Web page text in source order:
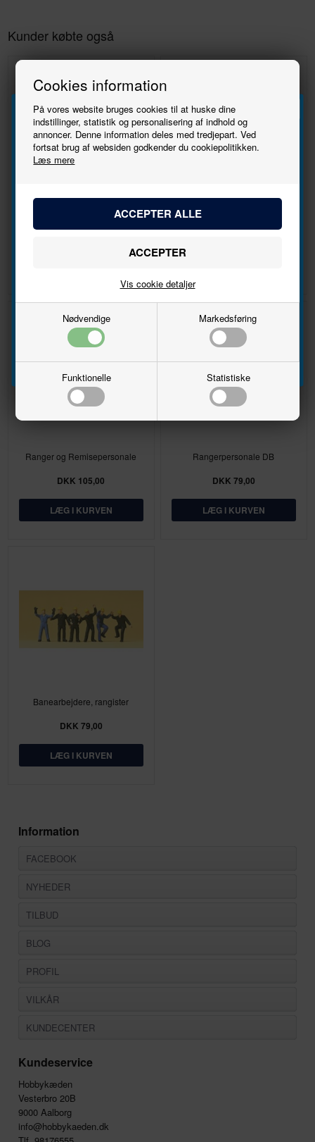
Cookies information
På vores website bruges cookies til at huske dine
indstillinger, statistik og personalisering af indhold og
annoncer. Denne information deles med tredjepart. Ved
fortsat brug af websiden godkender du cookiepolitikken.
Læs mere
Nødvendige Markedsføring
Funktionelle Statistiske
Vis cookie detaljer
Kunder købte også
Banepersonale DB
Ranger og Remisepersonale
DKK 105,00
Rangerpersonale DB
DKK 79,00
Banearbejdere, rangister
DKK 79,00
Information
FACEBOOK
NYHEDER
TILBUD
BLOG
PROFIL
VILKÅR
KUNDECENTER
Kundeservice
Hobbykæden
Vesterbro 20B
9000 Aalborg
info@hobbykaeden.dk
Tilmeld
Bliv den første til at høre, når der kommer nye